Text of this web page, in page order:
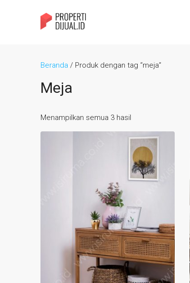
Beranda / Produk dengan tag “meja”
Meja
Menampilkan semua 3 hasil